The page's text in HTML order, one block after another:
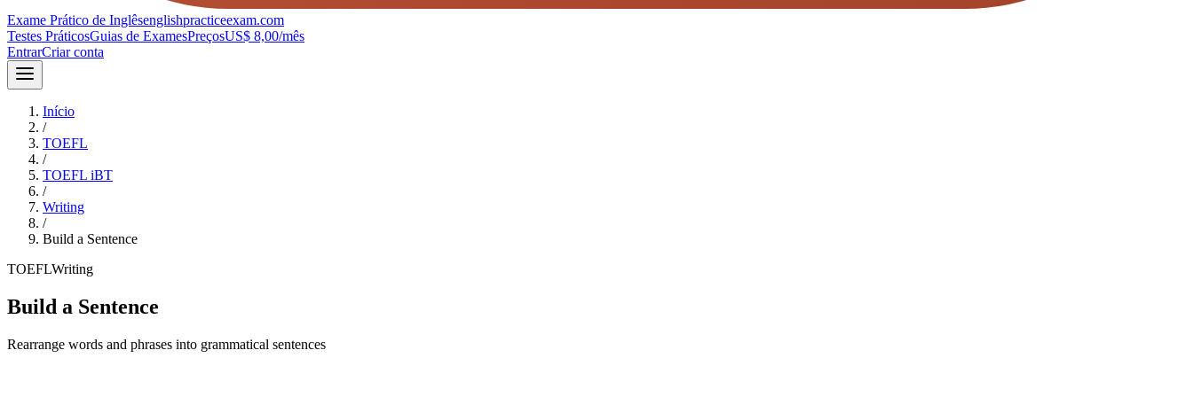
Exame Prático de Inglêsenglishpracticeexam.com
Testes PráticosGuias de ExamesPreçosUS$ 8,00/mês
EntrarCriar conta
Início
/
TOEFL
/
TOEFL iBT
/
Writing
/
Build a Sentence
TOEFLWriting
Build a Sentence
Rearrange words and phrases into grammatical sentences